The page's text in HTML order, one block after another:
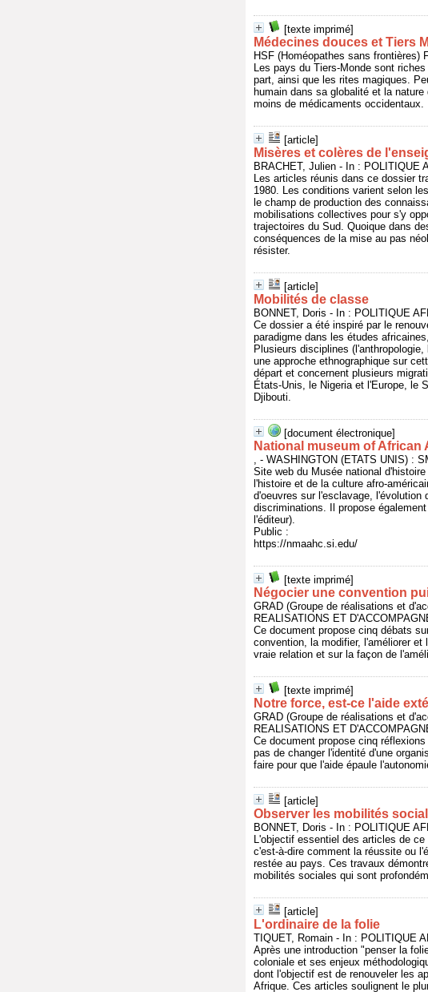
[texte imprimé]
Médecines douces et Tiers
HSF (Homéopathes sans frontières)
Les pays du Tiers-Monde sont
part, ainsi que les rites magiques.
humain dans sa globalité et la
moins de médicaments occidentaux.
[article]
Misères et colères de
BRACHET, Julien - In : POLITIQUE
Les articles réunis dans ce dossier
1980. Les conditions varient selon
le champ de production des
mobilisations collectives pour s'y
trajectoires du Sud. Quoique dans
conséquences de la mise au pas
résister.
[article]
Mobilités de classe
BONNET, Doris - In : POLITIQUE
Ce dossier a été inspiré par le
paradigme dans les études
Plusieurs disciplines
une approche ethnographique sur
départ et concernent plusieurs
États-Unis, le Nigeria et l'Europe, le
Djibouti.
[document électronique]
National museum of
, - WASHINGTON (ETATS UNIS) :
Site web du Musée national
l'histoire et de la culture afro-
d'oeuvres sur l'esclavage,
discriminations. Il propose
l'éditeur).
Public :
https://nmaahc.si.edu/
[texte imprimé]
Négocier une convention
GRAD (Groupe de réalisations et
REALISATIONS ET
Ce document propose cinq débats
convention, la modifier, l'améliorer
vraie relation et sur la façon de
[texte imprimé]
Notre force, est-ce l'aide
GRAD (Groupe de réalisations et
REALISATIONS ET
Ce document propose cinq
pas de changer l'identité d'une
faire pour que l'aide épaule
[article]
Observer les mobilités
BONNET, Doris - In : POLITIQUE
L'objectif essentiel des articles de
c'est-à-dire comment la réussite ou
restée au pays. Ces travaux
mobilités sociales qui sont
[article]
L'ordinaire de la folie
TIQUET, Romain - In : POLITIQUE
Après une introduction "penser la
coloniale et ses enjeux
dont l'objectif est de renouveler les
Afrique. Ces articles soulignent le